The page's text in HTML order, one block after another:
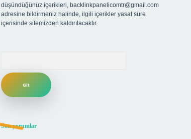
düşündüğünüz içerikleri, backlinkpanelicomtr@gmail.com
adresine bildirmeniz halinde, ilgili içerikler yasal süre
içerisinde sitemizden kaldırılacaktır.
Son yorumlar